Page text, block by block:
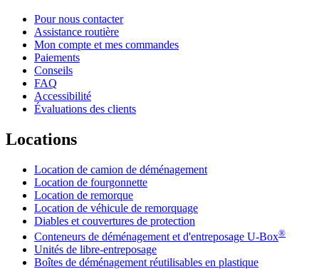
Pour nous contacter
Assistance routière
Mon compte et mes commandes
Paiements
Conseils
FAQ
Accessibilité
Évaluations des clients
Locations
Location de camion de déménagement
Location de fourgonnette
Location de remorque
Location de véhicule de remorquage
Diables et couvertures de protection
Conteneurs de déménagement et d'entreposage U-Box®
Unités de libre-entreposage
Boîtes de déménagement réutilisables en plastique